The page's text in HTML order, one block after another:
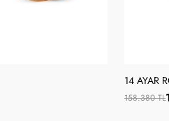
14 AYAR
158.380 TL